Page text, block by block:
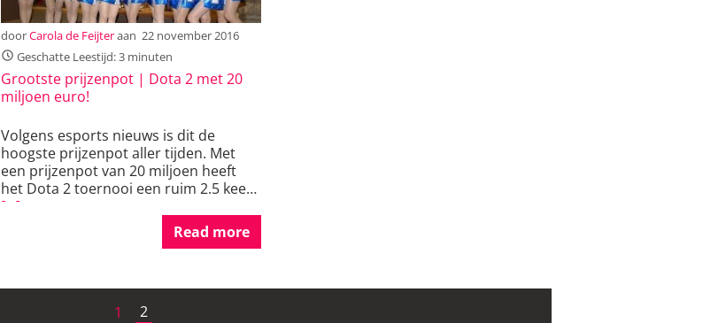
doorCarola de Feijteraan 22 november 2016
Geschatte Leestijd: 3 minuten
Grootste prijzenpot | Dota 2 met 20
miljoen euro!
Volgens esports nieuws is dit de
hoogste prijzenpot aller tijden. Met
een prijzenpot van 20 miljoen heeft
het Dota 2 toernooi een ruim 2.5 keer
[…]
Read more
1 2